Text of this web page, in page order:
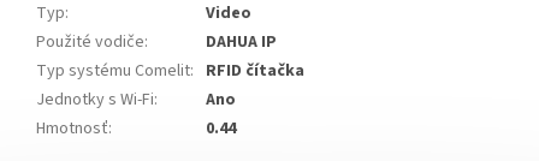
Typ:
Video
Použité vodiče:
DAHUA IP
Typ systému Comelit: RFID čítačka
Jednotky s Wi-Fi:
Ano
Hmotnosť: 0.44